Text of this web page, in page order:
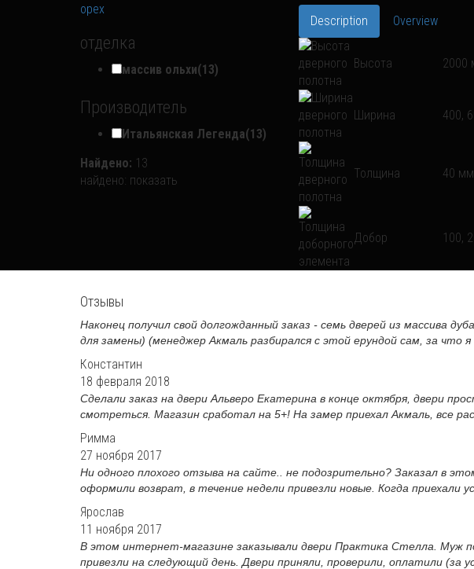
орех
отделка
массив ольхи(13)
Производитель
Итальянская Легенда(13)
Найдено: 13
найдено: показать
Description Overview
Высота 2000
Ширина 400,
Толщина 40 мм
Добор 100,
Отзывы
Наконец получил свой долгожданный заказ - семь дверей из массива
для замены) (менеджер Акмаль разбирался с этой ерундой сам, за что я
Константин
18 февраля 2018
Сделали заказ на двери Альверо Екатерина в конце октября, двери
смотреться. Магазин сработал на 5+! На замер приехал Акмаль, все
Римма
27 ноября 2017
Ни одного плохого отзыва на сайте.. не подозрительно? Заказал в
оформили возврат, в течение недели привезли новые. Когда приехали
Ярослав
11 ноября 2017
В этом интернет-магазине заказывали двери Практика Стелла. Муж
привезли на следующий день. Двери приняли, проверили, оплатили (за